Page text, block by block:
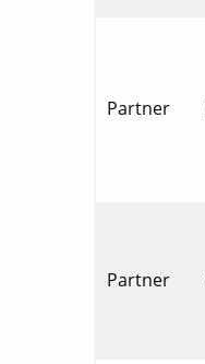
Partner
Partner